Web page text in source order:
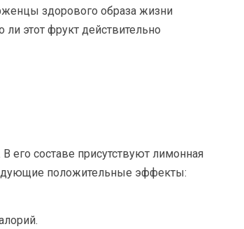
здорового образа жизни
этот фрукт действительно
его составе присутствуют лимонная
положительные эффекты: